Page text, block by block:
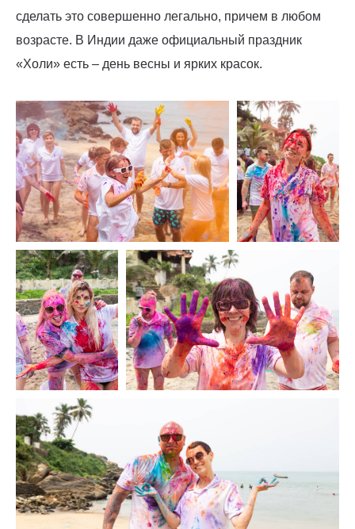
сделать это совершенно легально, причем в любом
возрасте. В Индии даже официальный праздник
«Холи» есть – день весны и ярких красок.